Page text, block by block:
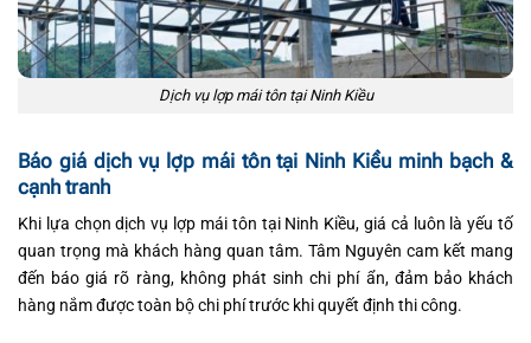
Dịch vụ lợp mái tôn tại Ninh Kiều
Báo giá dịch vụ lợp mái tôn tại Ninh Kiều minh bạch &
cạnh tranh
Khi lựa chọn dịch vụ lợp mái tôn tại Ninh Kiều, giá cả luôn là yếu tố
quan trọng mà khách hàng quan tâm. Tâm Nguyên cam kết mang
đến báo giá rõ ràng, không phát sinh chi phí ẩn, đảm bảo khách
hàng nắm được toàn bộ chi phí trước khi quyết định thi công.